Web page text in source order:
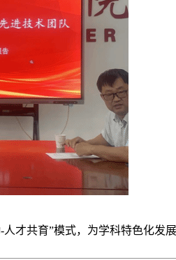
才共育”模式，为学科特色化发展